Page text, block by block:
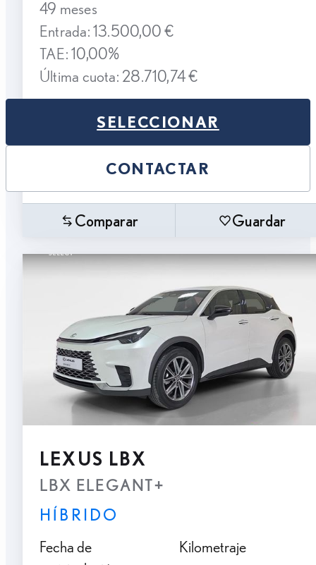
49 meses
Entrada: 13.500,00 €
TAE: 10,00%
Última cuota: 28.710,74 €
SELECCIONAR
CONTACTAR
Comparar Guardar
LEXUS LBX
LBX ELEGANT+
HÍBRIDO
Fecha de
Kilometraje